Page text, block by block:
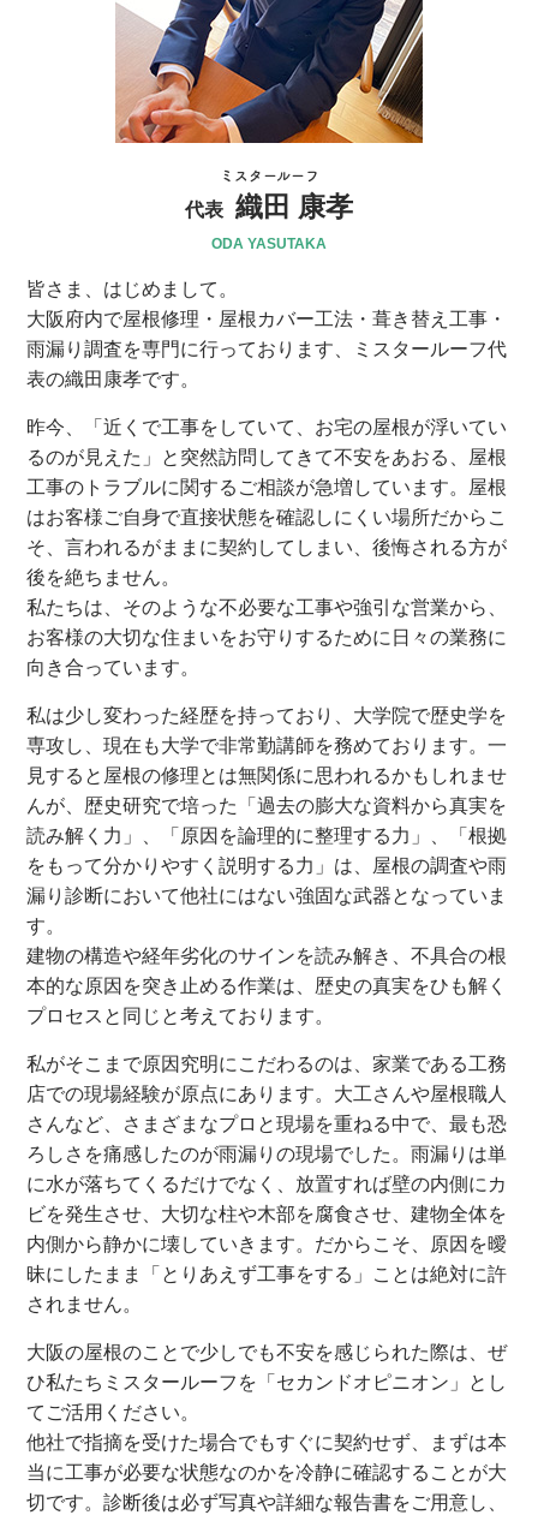
ミスタールーフ
代表 織田 康孝
ODA YASUTAKA
皆さま、はじめまして。
大阪府内で屋根修理・屋根カバー工法・葺き替え工事・
雨漏り調査を専門に行っております、ミスタールーフ代
表の織田康孝です。
昨今、「近くで工事をしていて、お宅の屋根が浮いてい
るのが見えた」と突然訪問してきて不安をあおる、屋根
工事のトラブルに関するご相談が急増しています。屋根
はお客様ご自身で直接状態を確認しにくい場所だからこ
そ、言われるがままに契約してしまい、後悔される方が
後を絶ちません。
私たちは、そのような不必要な工事や強引な営業から、
お客様の大切な住まいをお守りするために日々の業務に
向き合っています。
私は少し変わった経歴を持っており、大学院で歴史学を
専攻し、現在も大学で非常勤講師を務めております。一
見すると屋根の修理とは無関係に思われるかもしれませ
んが、歴史研究で培った「過去の膨大な資料から真実を
読み解く力」、「原因を論理的に整理する力」、「根拠
をもって分かりやすく説明する力」は、屋根の調査や雨
漏り診断において他社にはない強固な武器となっていま
す。
建物の構造や経年劣化のサインを読み解き、不具合の根
本的な原因を突き止める作業は、歴史の真実をひも解く
プロセスと同じと考えております。
私がそこまで原因究明にこだわるのは、家業である工務
店での現場経験が原点にあります。大工さんや屋根職人
さんなど、さまざまなプロと現場を重ねる中で、最も恐
ろしさを痛感したのが雨漏りの現場でした。雨漏りは単
に水が落ちてくるだけでなく、放置すれば壁の内側にカ
ビを発生させ、大切な柱や木部を腐食させ、建物全体を
内側から静かに壊していきます。だからこそ、原因を曖
昧にしたまま「とりあえず工事をする」ことは絶対に許
されません。
大阪の屋根のことで少しでも不安を感じられた際は、ぜ
ひ私たちミスタールーフを「セカンドオピニオン」とし
てご活用ください。
他社で指摘を受けた場合でもすぐに契約せず、まずは本
当に工事が必要な状態なのかを冷静に確認することが大
切です。診断後は必ず写真や詳細な報告書をご用意し、